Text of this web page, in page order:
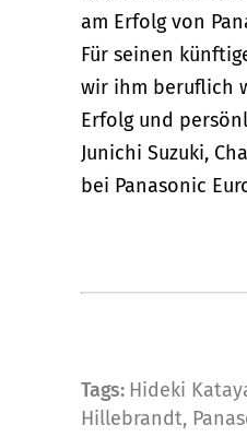
am Erfolg von
Für seinen
wir ihm beruflich
Erfolg und
Junichi Suzuki,
bei Panasonic
Tags: Hideki
Hillebrandt,